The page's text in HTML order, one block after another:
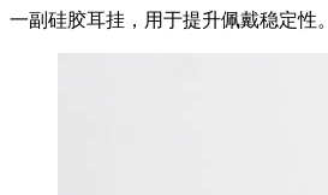
一副硅胶耳挂，用于提升佩戴稳定性。